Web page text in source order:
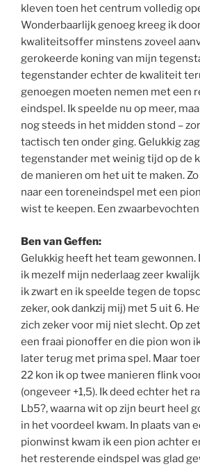
kleven toen het centrum volledig
Wonderbaarlijk genoeg kreeg ik
kwaliteitsoffer minstens zoveel
gerokeerde koning van mijn
tegenstander echter de kwaliteit
genoegen moeten nemen met een
eindspel. Ik speelde nu op meer,
nog steeds in het midden stond –
tactisch ten onder ging. Gelukkig
tegenstander met weinig tijd op de
de manieren om het uit te maken.
naar een toreneindspel met een
wist te keepen. Een
Ben van Geffen:
Gelukkig heeft het team gewonnen.
ik mezelf mijn nederlaag zeer
ik zwart en ik speelde tegen de
zeker, ook dankzij mij) met 5 uit 6.
zich zeker voor mij niet slecht. Op
een fraai pionoffer en die pion won
later terug met prima spel. Maar
22 kon ik op twee manieren flink
(ongeveer +1,5). Ik deed echter het
Lb5?, waarna wit op zijn beurt heel
in het voordeel kwam. In plaats van
pionwinst kwam ik een pion achter
het resterende eindspel was glad